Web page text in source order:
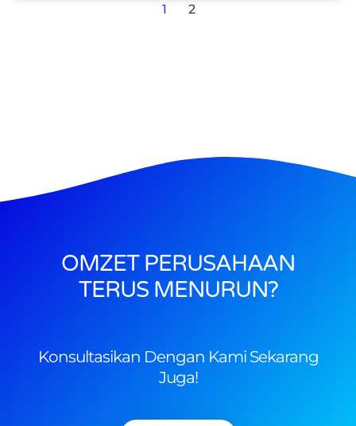
1 2
OMZET PERUSAHAAN
TERUS MENURUN?
Konsultasikan Dengan Kami Sekarang
Juga!